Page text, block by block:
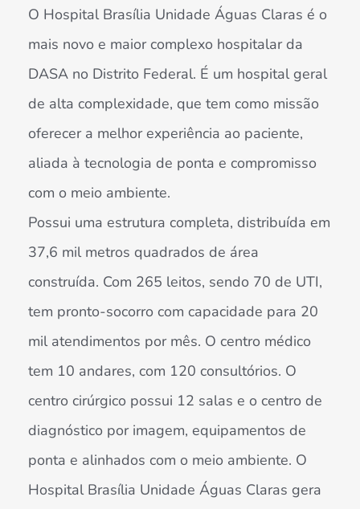
O Hospital Brasília Unidade Águas Claras é o
mais novo e maior complexo hospitalar da
DASA no Distrito Federal. É um hospital geral
de alta complexidade, que tem como missão
oferecer a melhor experiência ao paciente,
aliada à tecnologia de ponta e compromisso
com o meio ambiente.
Possui uma estrutura completa, distribuída em
37,6 mil metros quadrados de área
construída. Com 265 leitos, sendo 70 de UTI,
tem pronto-socorro com capacidade para 20
mil atendimentos por mês. O centro médico
tem 10 andares, com 120 consultórios. O
centro cirúrgico possui 12 salas e o centro de
diagnóstico por imagem, equipamentos de
ponta e alinhados com o meio ambiente. O
Hospital Brasília Unidade Águas Claras gera